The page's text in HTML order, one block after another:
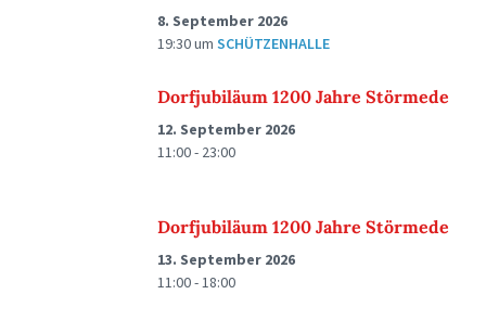
8. September 2026
19:30um SCHÜTZENHALLE
Dorfjubiläum 1200 Jahre Störmede
12. September 2026
11:00 - 23:00
Dorfjubiläum 1200 Jahre Störmede
13. September 2026
11:00 - 18:00